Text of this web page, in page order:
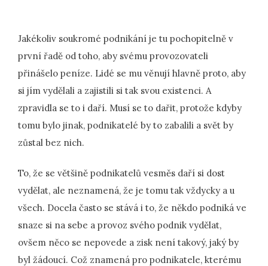
Jakékoliv soukromé podnikání je tu pochopitelně v
první řadě od toho, aby svému provozovateli
přinášelo peníze. Lidé se mu věnují hlavně proto, aby
si jím vydělali a zajistili si tak svou existenci. A
zpravidla se to i daří. Musí se to dařit, protože kdyby
tomu bylo jinak, podnikatelé by to zabalili a svět by
zůstal bez nich.
To, že se většině podnikatelů vesměs daří si dost
vydělat, ale neznamená, že je tomu tak vždycky a u
všech. Docela často se stává i to, že někdo podniká ve
snaze si na sebe a provoz svého podnik vydělat,
ovšem něco se nepovede a zisk není takový, jaký by
byl žádoucí. Což znamená pro podnikatele, kterému